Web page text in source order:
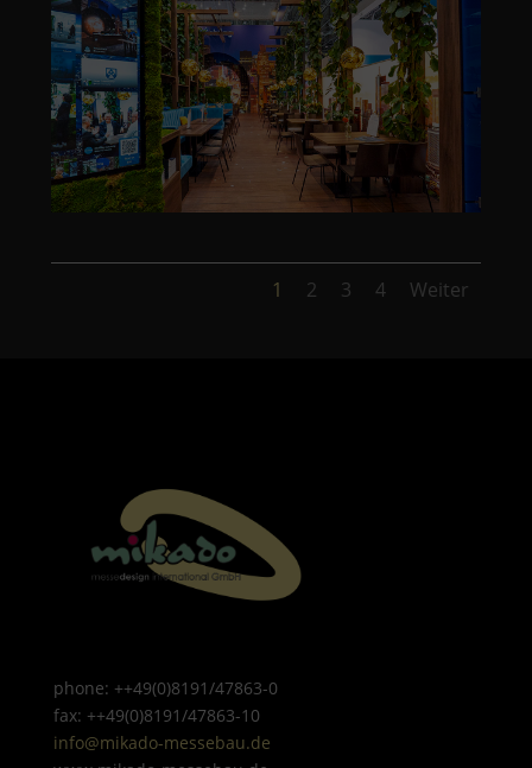
1 2 3 4 Weiter
phone: ++49(0)8191/47863-0
fax: ++49(0)8191/47863-10
info@mikado-messebau.de